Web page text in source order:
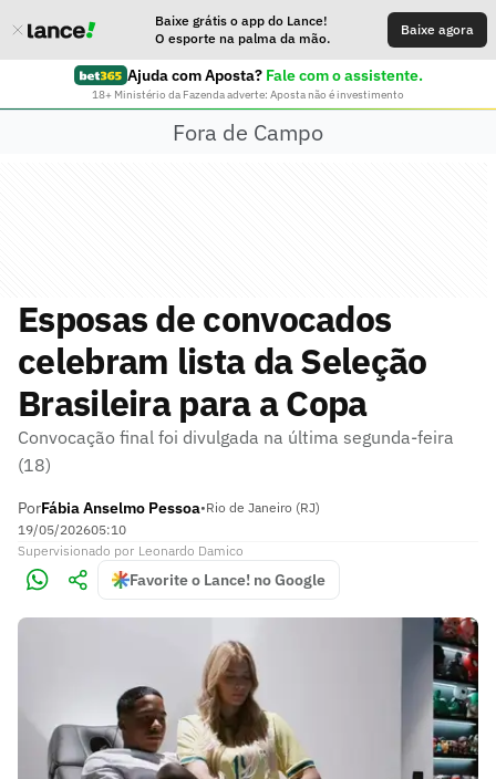
Baixe grátis o app do Lance!
O esporte na palma da mão.
Baixe agora
Ajuda com Aposta? Fale com o assistente.
18+ Ministério da Fazenda adverte: Aposta não é investimento
Fora de Campo
Esposas de convocados
celebram lista da Seleção
Brasileira para a Copa
Convocação final foi divulgada na última segunda-feira
(18)
PorFábia Anselmo Pessoa•Rio de Janeiro (RJ)
19/05/202605:10
Supervisionado por Leonardo Damico
Favorite o Lance! no Google